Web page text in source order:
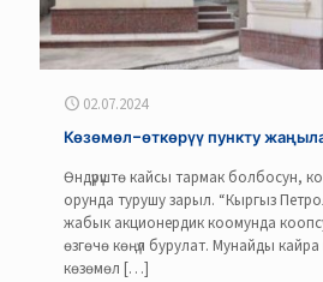
02.07.2024
Көзөмөл-өткөрүү пункту
Өндүрүштө кайсы тармак болбосун,
орунда турушу зарыл. “Кыргыз
жабык акционердик коомунда
өзгөчө көңүл бурулат. Мунайды кайра
көзөмөл […]